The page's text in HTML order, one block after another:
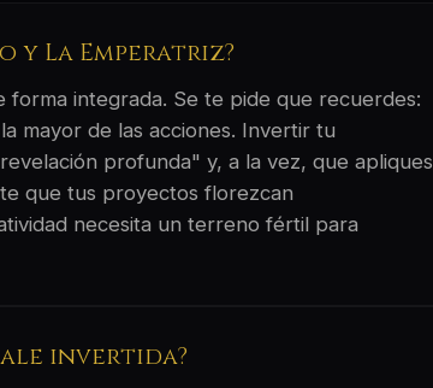
y La Emperatriz?
forma integrada. Se te pide que recuerdes:
mayor de las acciones. Invertir tu
profunda" y, a la vez, que apliques
que tus proyectos florezcan
necesita un terreno fértil para
invertida?